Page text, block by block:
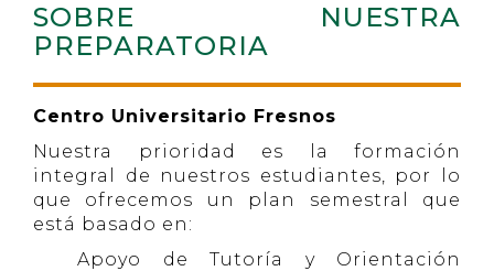
SOBRE NUESTRA
PREPARATORIA
Centro Universitario Fresnos
Nuestra prioridad es la formación
integral de nuestros estudiantes, por lo
que ofrecemos un plan semestral que
está basado en:
Apoyo de Tutoría y Orientación